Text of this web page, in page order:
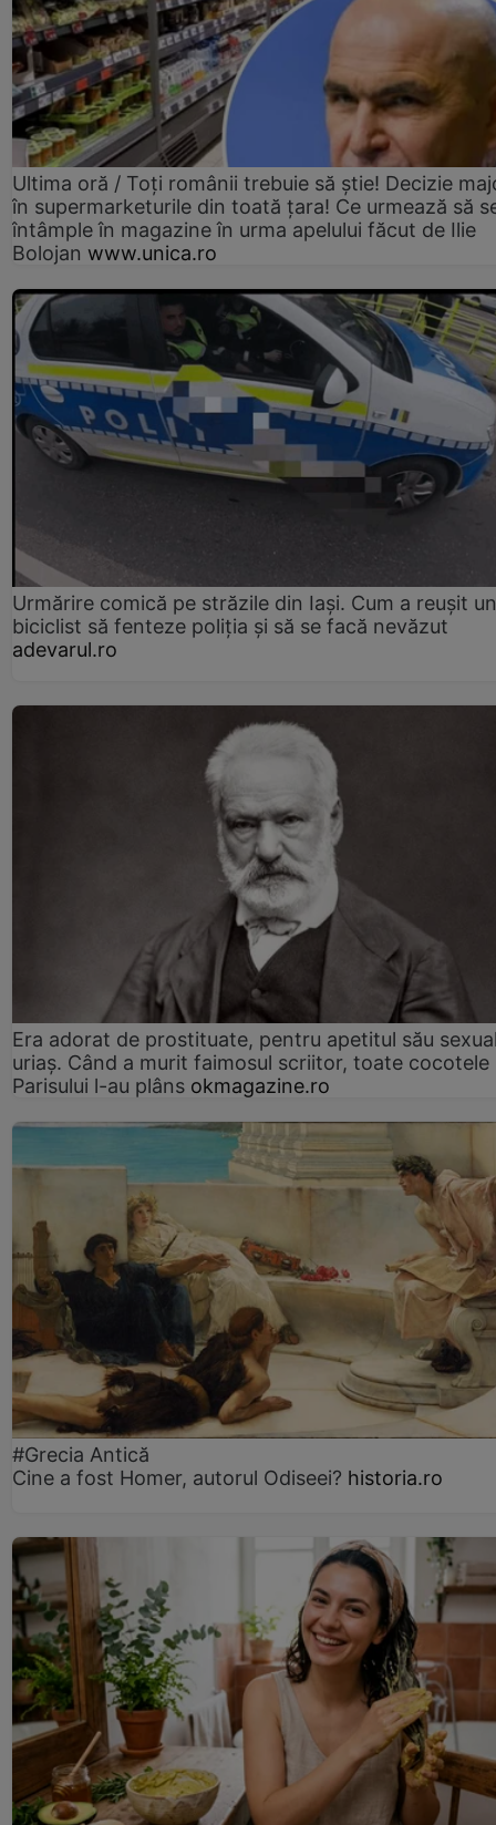
Ultima oră / Toți românii trebuie să știe! Decizie
în supermarketurile din toată țara! Ce urmează să
întâmple în magazine în urma apelului făcut de Ilie
Bolojan www.unica.ro
Urmărire comică pe străzile din Iași. Cum a reușit un
biciclist să fenteze poliția și să se facă nevăzut
adevarul.ro
Era adorat de prostituate, pentru apetitul său
uriaș. Când a murit faimosul scriitor, toate cocotele
Parisului l-au plâns okmagazine.ro
#Grecia Antică
Cine a fost Homer, autorul Odiseei? historia.ro